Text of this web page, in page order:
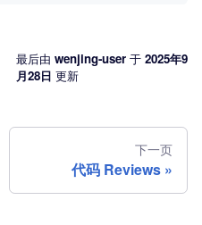
最后由 wenjing-user 于 2025年9
月28日 更新
下一页
代码 Reviews